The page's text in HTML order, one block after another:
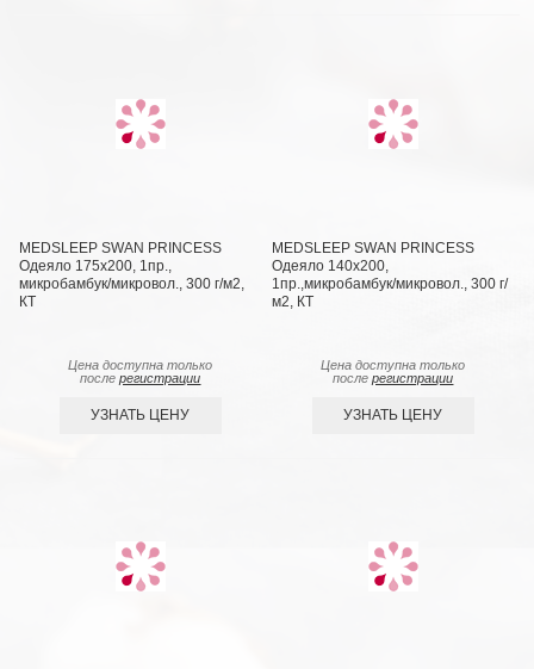
MEDSLEEP SWAN PRINCESS
Одеяло 175х200, 1пр.,
микробамбук/микровол., 300 г/м2,
КТ
Цена доступна только
послерегистрации
УЗНАТЬ ЦЕНУ
MEDSLEEP SWAN PRINCESS
Одеяло 140х200,
1пр.,микробамбук/микровол., 300 г/
м2, КТ
Цена доступна только
послерегистрации
УЗНАТЬ ЦЕНУ